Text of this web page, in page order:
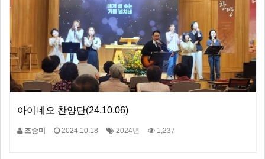
아이네오 찬양단(24.10.06)
조승미 2024.10.18 2024년 1,237